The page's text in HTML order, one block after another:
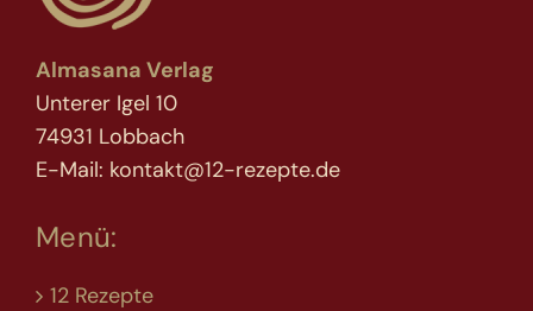
Almasana Verlag
Unterer Igel 10
74931 Lobbach
E-Mail: kontakt@12-rezepte.de
Menü:
12 Rezepte